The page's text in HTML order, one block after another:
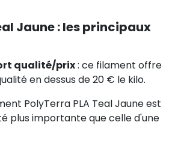
Jaune : les principaux
qualité/prix: ce filament offre
en dessus de 20 € le kilo.
PolyTerra PLA Teal Jaune est
plus importante que celle d'une